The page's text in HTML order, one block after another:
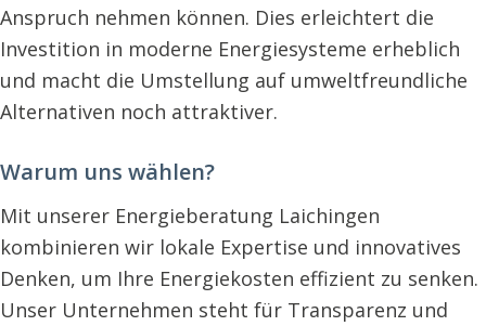
Anspruch nehmen können. Dies erleichtert die
Investition in moderne Energiesysteme erheblich
und macht die Umstellung auf umweltfreundliche
Alternativen noch attraktiver.
Warum uns wählen?
Mit unserer Energieberatung Laichingen
kombinieren wir lokale Expertise und innovatives
Denken, um Ihre Energiekosten effizient zu senken.
Unser Unternehmen steht für Transparenz und